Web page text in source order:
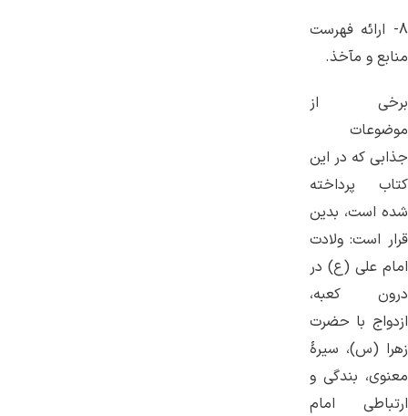
8- ارائه فهرست
منابع و مآخذ.
برخی از
موضوعات
جذابی که در این
کتاب پرداخته
شده است، بدین
قرار است: ولادت
امام علی (ع) در
درون کعبه،
ازدواج با حضرت
زهرا (س)، سیرۀ
معنوی، بندگی و
ارتباطی امام